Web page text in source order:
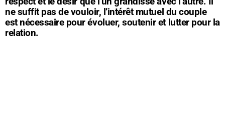
ne suffit pas de vouloir, l’intérêt mutuel du couple
est nécessaire pour évoluer, soutenir et lutter pour la
relation.